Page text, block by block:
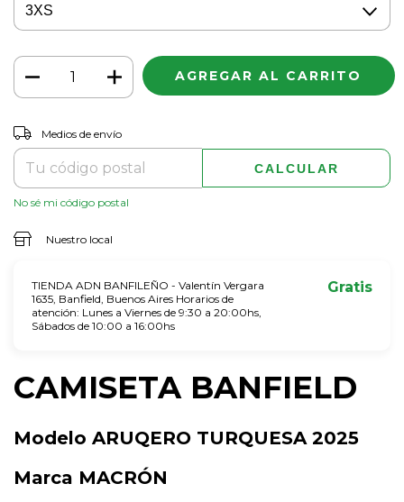
Entregas para el CP:
Medios de envío
CALCULAR
No sé mi código postal
Nuestro local
TIENDA ADN BANFILEÑO - Valentín Vergara
1635, Banfield, Buenos Aires Horarios de
atención: Lunes a Viernes de 9:30 a 20:00hs,
Sábados de 10:00 a 16:00hs
Gratis
CAMISETA BANFIELD
Modelo ARUQERO TURQUESA 2025
Marca MACRÓN